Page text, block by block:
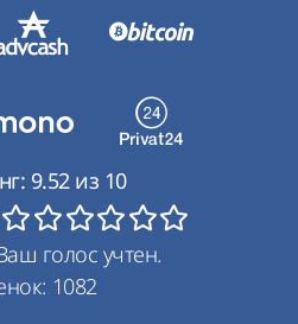
9.52из 10
голос учтен.
1082